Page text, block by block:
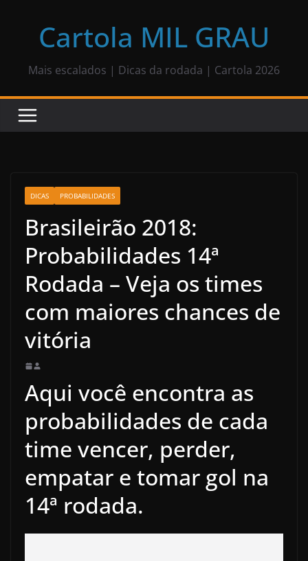
Cartola MIL GRAU
Mais escalados | Dicas da rodada | Cartola 2026
DICAS PROBABILIDADES
Brasileirão 2018:
Probabilidades 14ª
Rodada – Veja os times
com maiores chances de
vitória
Aqui você encontra as
probabilidades de cada
time vencer, perder,
empatar e tomar gol na
14ª rodada.